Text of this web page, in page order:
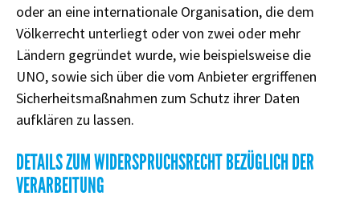
oder an eine internationale Organisation, die dem
Völkerrecht unterliegt oder von zwei oder mehr
Ländern gegründet wurde, wie beispielsweise die
UNO, sowie sich über die vom Anbieter ergriffenen
Sicherheitsmaßnahmen zum Schutz ihrer Daten
aufklären zu lassen.
DETAILS ZUM WIDERSPRUCHSRECHT BEZÜGLICH DER
VERARBEITUNG